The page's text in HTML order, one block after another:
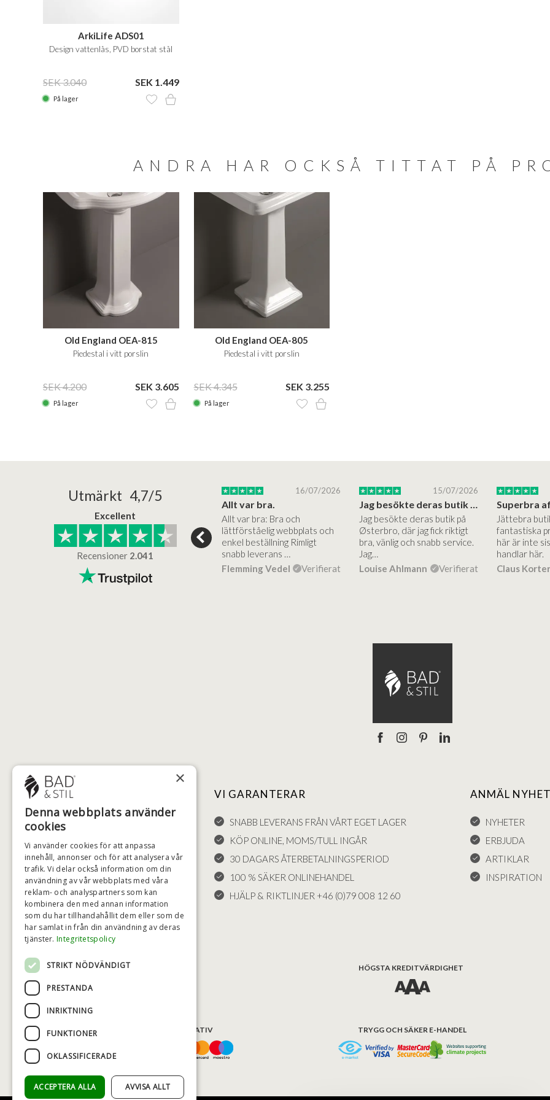
ArkiLife ADS01
Design vattenlås, PVD borstat stål
SEK 3.040 SEK 1.449
På lager
ANDRA HAR OCKSÅ TITTAT PÅ
Old England OEA-815
Piedestal i vitt porslin
SEK 4.200 SEK 3.605
På lager
Old England OEA-805
Piedestal i vitt porslin
SEK 4.345 SEK 3.255
På lager
Utmärkt 4,7/5
Excellent
Recensioner 2.041
Bad og Stil
30/03/2025
Bad&stil var verkligen lätt att
arbeta med och tillmötesgick
våra kunders önskemål. Ett
samtal…
Hanoch VVS
16/07/2026
Allt var bra.
Allt var bra: Bra och
lättförståelig webbplats och
enkel beställning Rimligt
snabb leverans …
Flemming Vedel
Verifierat
15/07/2026
Jag besökte deras butik på Østerbro.
Jag besökte deras butik på
Østerbro, där jag fick riktigt
bra, vänlig och snabb service.
Jag…
Louise Ahlmann
Verifierat
Jättebra
fantastiska
här är inte
handlar här.
Claus
NYTTIGA LÄNKAR
FÖRSÄLJNINGSVILLKOR
LEVERANS OCH RETURER
ÅNGRÄTT
KLAGOMÅL
FRAKT
COOKIE-INSTÄLLNINGAR
VI GARANTERAR
SNABB LEVERANS FRÅN VÅRT EGET LAGER
KÖP ONLINE, MOMS/TULL INGÅR
30 DAGARS ÅTERBETALNINGSPERIOD
100 % SÄKER ONLINEHANDEL
HJÄLP & RIKTLINJER +46 (0)79 008 12 60
ANMÄL
NYHETER
ERBJUDA
ARTIKLAR
INSPIRATION
HÖGSTA KREDITVÄRDIGHET
BETALNINGSALTERNATIV TRYGG OCH SÄKER E-HANDEL
×
Denna webbplats använder
cookies
Vi använder cookies för att anpassa
innehåll, annonser och för att analysera vår
trafik. Vi delar också information om din
användning av vår webbplats med våra
reklam- och analyspartners som kan
kombinera den med annan information
som du har tillhandahållit dem eller som de
har samlat in från din användning av deras
tjänster. Integritetspolicy
STRIKT NÖDVÄNDIGT
PRESTANDA
INRIKTNING
FUNKTIONER
OKLASSIFICERADE
ACCEPTERA ALLA AVVISA ALLT